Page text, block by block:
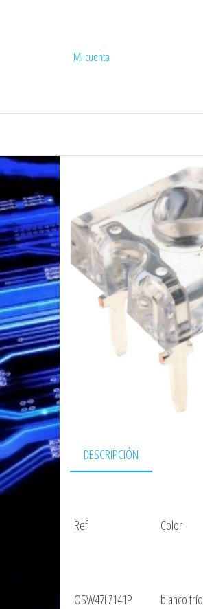
Mi cuenta
DESCRIPCIÓN
Ref Color
OSW47LZ141P
blanco frío